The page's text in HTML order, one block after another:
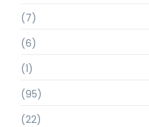
(7)
(6)
(1)
(95)
(22)